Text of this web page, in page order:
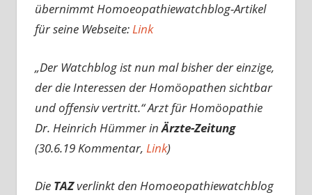
übernimmt Homoeopathiewatchblog-Artikel
für seine Webseite:Link
„Der Watchblog ist nun mal bisher der einzige,
der die Interessen der Homöopathen sichtbar
und offensiv vertritt.“Arzt für Homöopathie
Dr. Heinrich Hümmer inÄrzte-Zeitung
(30.6.19 Kommentar, Link)
DieTAZverlinkt den Homoeopathiewatchblog